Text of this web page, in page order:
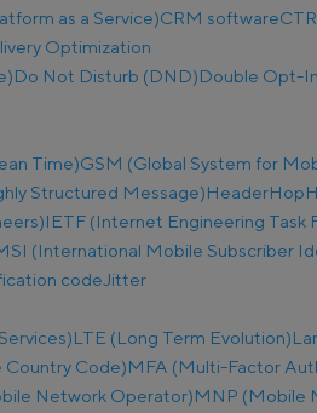
as a Service)CRM software
Optimization
Do Not Disturb (DND)Double Opt-In
Time)GSM (Global System for
Structured Message)HeaderHop
IETF (Internet Engineering Task
(International Mobile Subscriber
codeJitter
LTE (Long Term Evolution)
Code)MFA (Multi-Factor
Network Operator)MNP (Mobile